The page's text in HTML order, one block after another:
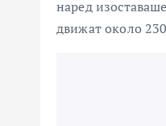
наред
движат около